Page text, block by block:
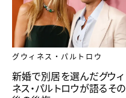
グウィネス・パルトロウ
新婚で別居を選んだグウィ
ネス・パルトロウが語るその